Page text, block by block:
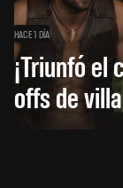
HACE 1 DÍA
¡Triunfó el
offs de